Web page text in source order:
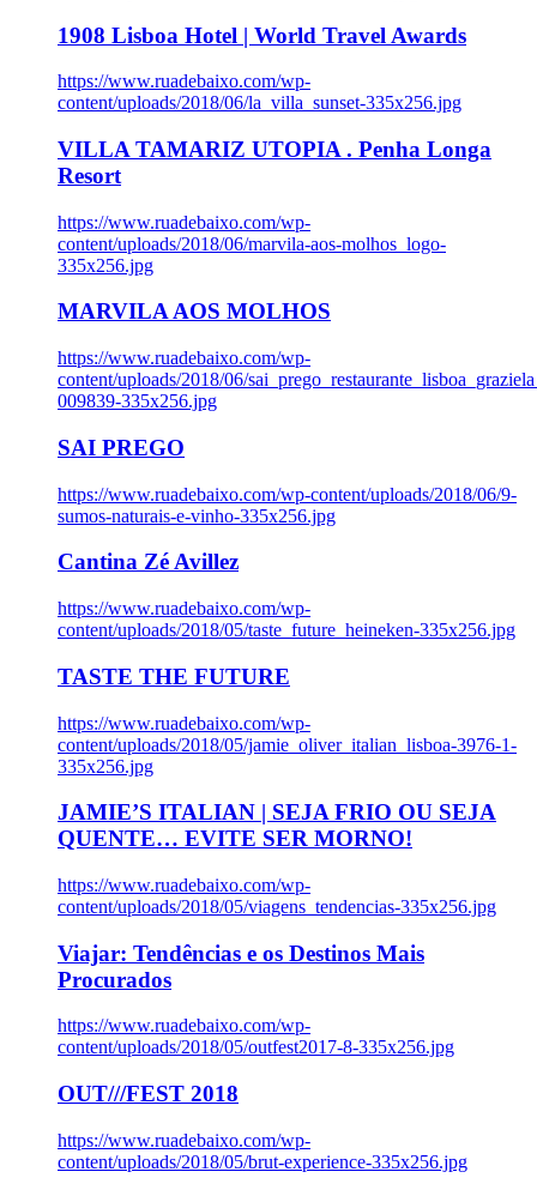
1908 Lisboa Hotel | World Travel Awards
https://www.ruadebaixo.com/wp-
content/uploads/2018/06/la_villa_sunset-335x256.jpg
VILLA TAMARIZ UTOPIA . Penha Longa
Resort
https://www.ruadebaixo.com/wp-
content/uploads/2018/06/marvila-aos-molhos_logo-
335x256.jpg
MARVILA AOS MOLHOS
https://www.ruadebaixo.com/wp-
content/uploads/2018/06/
009839-335x256.jpg
SAI PREGO
https://www.ruadebaixo.com/wp-content/uploads/2018/06/9-
sumos-naturais-e-vinho-335x256.jpg
Cantina Zé Avillez
https://www.ruadebaixo.com/wp-
content/uploads/2018/05/taste_future_heineken-335x256.jpg
TASTE THE FUTURE
https://www.ruadebaixo.com/wp-
content/uploads/2018/05/jamie_oliver_italian_lisboa-3976-1-
335x256.jpg
JAMIE’S ITALIAN | SEJA FRIO OU SEJA
QUENTE… EVITE SER MORNO!
https://www.ruadebaixo.com/wp-
content/uploads/2018/05/viagens_tendencias-335x256.jpg
Viajar: Tendências e os Destinos Mais
Procurados
https://www.ruadebaixo.com/wp-
content/uploads/2018/05/outfest2017-8-335x256.jpg
OUT///FEST 2018
https://www.ruadebaixo.com/wp-
content/uploads/2018/05/brut-experience-335x256.jpg